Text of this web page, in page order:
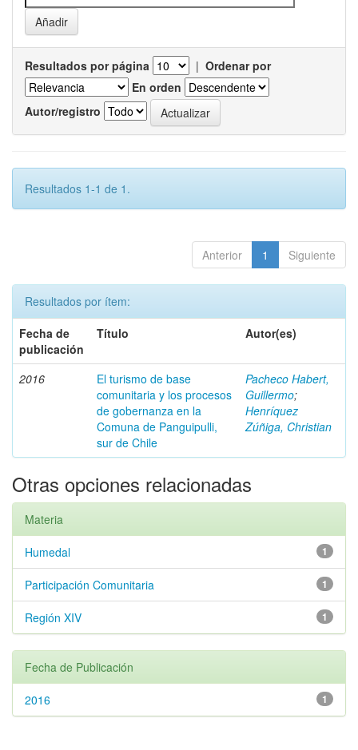
Resultados por página | Ordenar por
En orden
Autor/registro
Resultados 1-1 de 1.
Anterior 1 Siguiente
Resultados por ítem:
Fecha de
publicación
Título Autor(es)
2016
El turismo de base
comunitaria y los procesos
de gobernanza en la
Comuna de Panguipulli,
sur de Chile
Pacheco Habert,
Guillermo;
Henríquez
Zúñiga, Christian
Otras opciones relacionadas
Materia
1
Humedal
1
Participación Comunitaria
1
Región XIV
Fecha de Publicación
1
2016